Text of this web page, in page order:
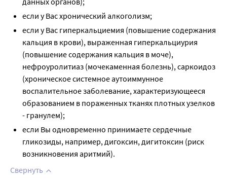
если у Вас хронический алкоголизм;
если у Вас гиперкальциемия (повышение содержания
кальция в крови), выраженная гиперкальциурия
(повышение содержания кальция в моче),
нефроуролитиаз (мочекаменная болезнь), саркоидоз
(хроническое системное аутоиммунное
воспалительное заболевание, характеризующееся
образованием в пораженных тканях плотных узелков
- гранулем);
если Вы одновременно принимаете сердечные
гликозиды, например, дигоксин, дигитоксин (риск
возникновения аритмий).
Свернуть